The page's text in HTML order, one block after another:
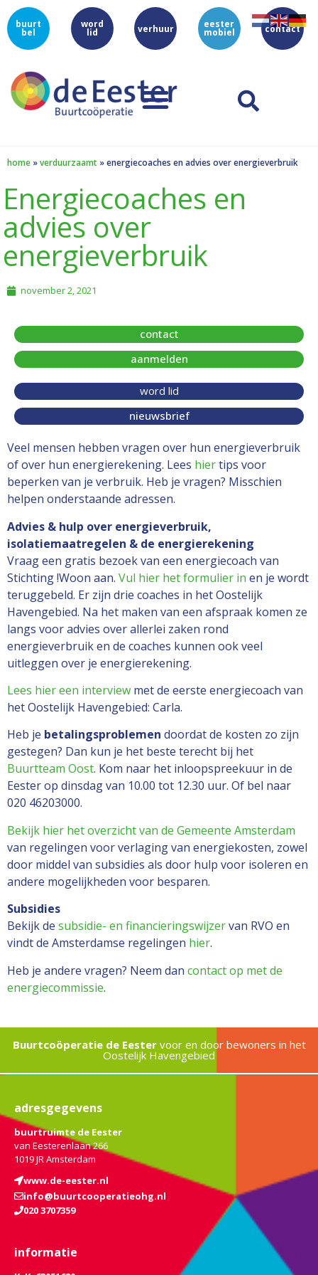
buurt
bel
word
lid verhuur eester
mobiel contact
home »verduurzaamt »energiecoaches en advies over energieverbruik
Energiecoaches en
advies over
energieverbruik
november 2, 2021
contact
aanmelden
word lid
nieuwsbrief
Veel mensen hebben vragen over hun energieverbruik
of over hun energierekening. Lees hiertips voor
beperken van je verbruik. Heb je vragen? Misschien
helpen onderstaande adressen.
Advies & hulp over energieverbruik,
isolatiemaatregelen & de energierekening
Vraag een gratis bezoek van een energiecoach van
Stichting !Woon aan. Vul hier het formulier in en je wordt
teruggebeld. Er zijn drie coaches in het Oostelijk
Havengebied. Na het maken van een afspraak komen ze
langs voor advies over allerlei zaken rond
energieverbruik en de coaches kunnen ook veel
uitleggen over je energierekening.
Lees hier een interview met de eerste energiecoach van
het Oostelijk Havengebied: Carla.
Heb je betalingsproblemen doordat de kosten zo zijn
gestegen? Dan kun je het beste terecht bij het
Buurtteam Oost. Kom naar het inloopspreekuur in de
Eester op dinsdag van 10.00 tot 12.30 uur. Of bel naar
020 46203000.
Bekijk hier het overzicht van de Gemeente Amsterdam
van regelingen voor verlaging van energiekosten, zowel
door middel van subsidies als door hulp voor isoleren en
andere mogelijkheden voor besparen.
Subsidies
Bekijk de subsidie- en financieringswijzervan RVO en
vindt de Amsterdamse regelingen hier.
Heb je andere vragen? Neem dan contact op met de
energiecommissie.
Buurtcoöperatie de Eestervoor en door bewoners in het
Oostelijk Havengebied
adresgegevens
buurtruimte de Eester
van Eesterenlaan 266
1019 JR Amsterdam
www.de-eester.nl
info@buurtcooperatieohg.nl
020 3707359
informatie